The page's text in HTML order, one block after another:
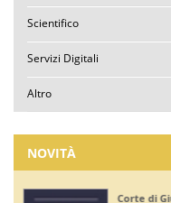
Scientifico
Servizi Digitali
Altro
NOVITÀ
Corte di